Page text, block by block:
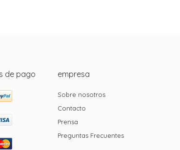
de pago empresa
Sobre nosotros
Contacto
Prensa
Preguntas Frecuentes